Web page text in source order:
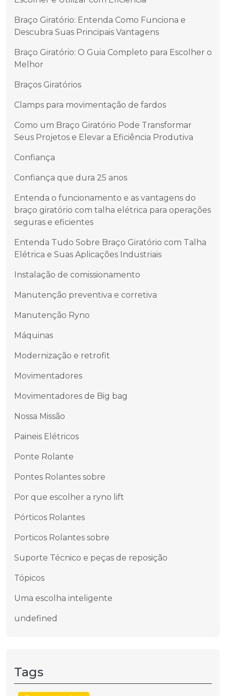
Braço Giratório: Entenda Como Funciona e
Descubra Suas Principais Vantagens
Braço Giratório: O Guia Completo para Escolher o
Melhor
Braços Giratórios
Clamps para movimentação de fardos
Como um Braço Giratório Pode Transformar
Seus Projetos e Elevar a Eficiência Produtiva
Confiança
Confiança que dura 25 anos
Entenda o funcionamento e as vantagens do
braço giratório com talha elétrica para operações
seguras e eficientes
Entenda Tudo Sobre Braço Giratório com Talha
Elétrica e Suas Aplicações Industriais
Instalação de comissionamento
Manutenção preventiva e corretiva
Manutenção Ryno
Máquinas
Modernização e retrofit
Movimentadores
Movimentadores de Big bag
Nossa Missão
Paineis Elétricos
Ponte Rolante
Pontes Rolantes sobre
Por que escolher a ryno lift
Pórticos Rolantes
Porticos Rolantes sobre
Suporte Técnico e peças de reposição
Tópicos
Uma escolha inteligente
undefined
Tags